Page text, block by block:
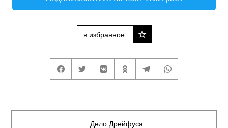
в избранное
Дело Дрейфуса